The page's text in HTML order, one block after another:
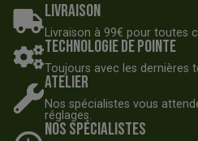
Livraison
Livraison à 99€ pour toutes
Technologie de pointe
Toujours avec les dernières
Atelier
Nos spécialistes vous
réglages.
Nos spécialistes